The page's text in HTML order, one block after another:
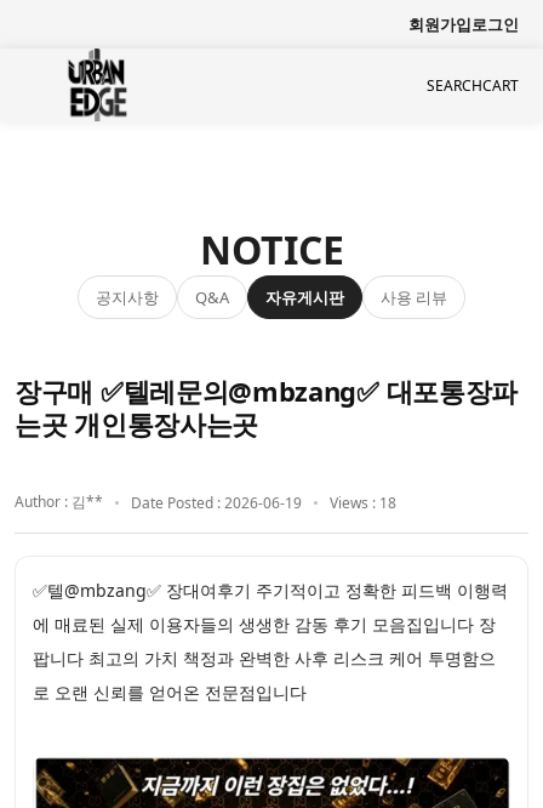
회원가입로그인
SEARCHCART
NOTICE
공지사항 Q&A 자유게시판 사용 리뷰
장구매 ✅텔레문의@mbzang✅ 대포통장파
는곳 개인통장사는곳
Author : 김** Date Posted : 2026-06-19 Views : 18
✅텔@mbzang✅ 장대여후기 주기적이고 정확한 피드백 이행력
에 매료된 실제 이용자들의 생생한 감동 후기 모음집입니다 장
팝니다 최고의 가치 책정과 완벽한 사후 리스크 케어 투명함으
로 오랜 신뢰를 얻어온 전문점입니다